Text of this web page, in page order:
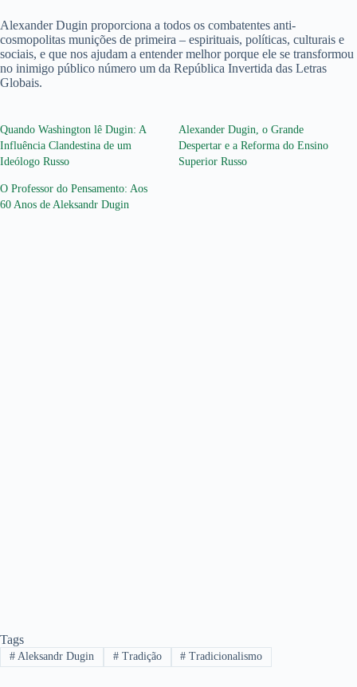
Alexander Dugin proporciona a todos os combatentes anti-
cosmopolitas munições de primeira – espirituais, políticas, culturais e
sociais, e que nos ajudam a entender melhor porque ele se transformou
no inimigo público número um da República Invertida das Letras
Globais.
Quando Washington lê Dugin: A
Influência Clandestina de um
Ideólogo Russo
Alexander Dugin, o Grande
Despertar e a Reforma do Ensino
Superior Russo
O Professor do Pensamento: Aos
60 Anos de Aleksandr Dugin
Tags
#Aleksandr Dugin #Tradição # Tradicionalismo